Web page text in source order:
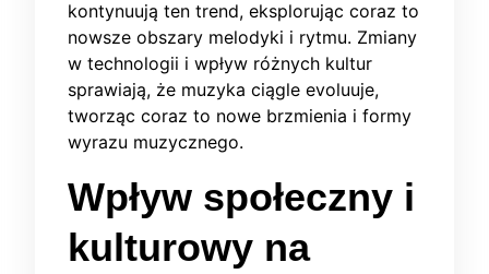
kontynuują ten trend, eksplorując coraz to
nowsze obszary melodyki i rytmu. Zmiany
w technologii i wpływ różnych kultur
sprawiają, że muzyka ciągle evoluuje,
tworząc coraz to nowe brzmienia i formy
wyrazu muzycznego.
Wpływ społeczny i
kulturowy na